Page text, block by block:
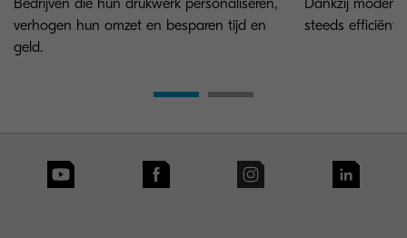
Bedrijven die hun drukwerk personaliseren,
verhogen hun omzet en besparen tijd en
geld.
Dankzij
steeds